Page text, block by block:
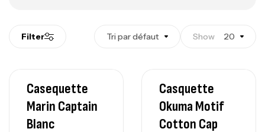
Filter Tri par défaut Show 20
Casequette
Marin Captain
Blanc
Casquette
Okuma Motif
Cotton Cap